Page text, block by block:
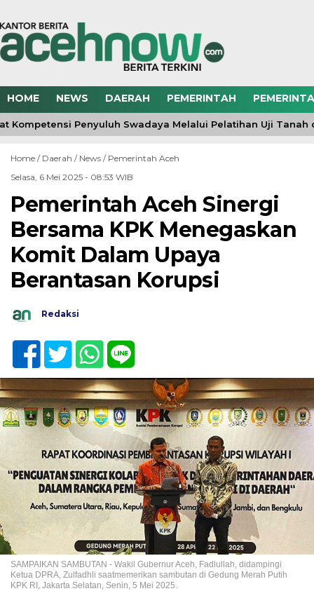
HOME NEWS DAERAH PEMERINTAH
Kompetensi Penyuluh Swadaya Melalui Pelatihan Uji Tanah
Home / Daerah / News / Pemerintah Aceh
Selasa, 6 Mei 2025 - 08:53 WIB
Pemerintah Aceh Sinergi
Bersama KPK Menegaskan
Komit Dalam Upaya
Berantasan Korupsi
Redaksi
SAMPAIKAN SAMBUTAN - Wakil Gubernur Aceh, Fadlullah, didampingi
Ketua DPRA, Zulfadhli saatmemerikan sambutan di Gedung Merah Putih
KPK RI, Jakarta Selatan, Senin, 5 Mei 2025.